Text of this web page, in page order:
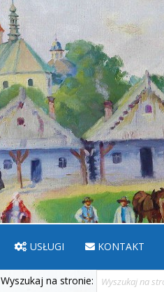
USŁUGI KONTAKT
Wyszukaj na stronie: